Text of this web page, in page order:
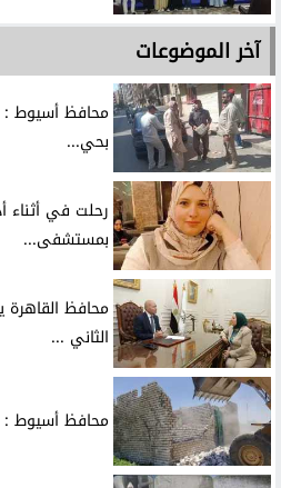
آخر الموضوعات
محافظ أسيوط :
بحي...
رحلت في أثناء
بمستشفى...
محافظ القاهرة
الثاني ...
محافظ أسيوط : إزالة 26 حالة